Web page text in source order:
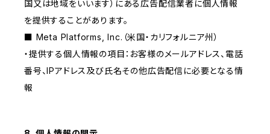
国又は地域をいいます）にある広告配信業者に個人情報
を提供することがあります。
■ Meta Platforms, Inc.（米国・カリフォルニア州）
・提供する個人情報の項目：お客様のメールアドレス、電話
番号、IPアドレス及び氏名その他広告配信に必要となる情
報